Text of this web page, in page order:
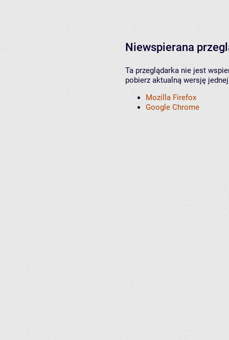
Niewspierana
Ta przeglądarka nie jest
pobierz aktualną wersję
Mozilla Firefox
Google Chrome